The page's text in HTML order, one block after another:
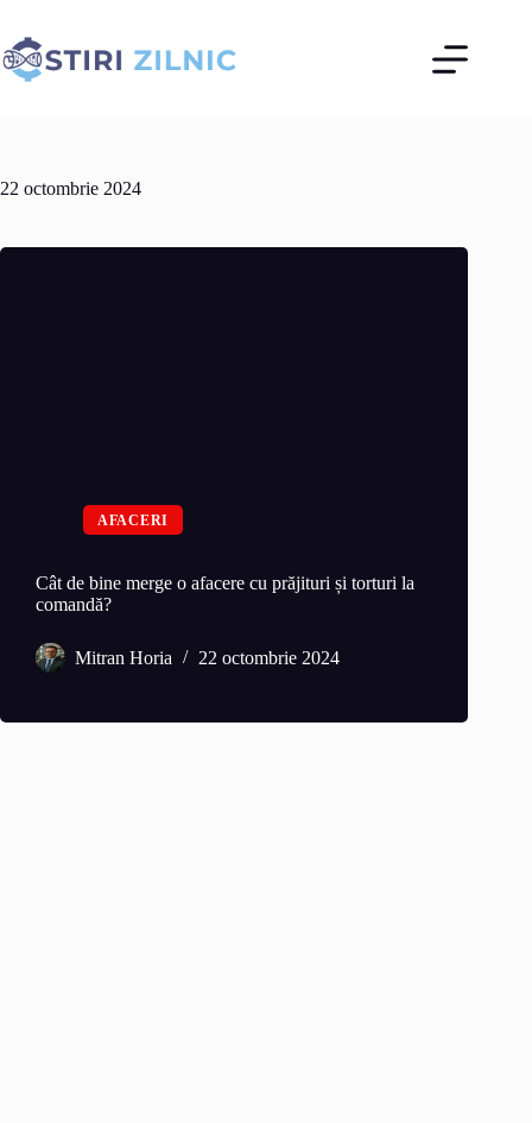
conținut
22 octombrie 2024
AFACERI
Cât de bine merge o afacere cu prăjituri și torturi la
comandă?
Mitran Horia 22 octombrie 2024